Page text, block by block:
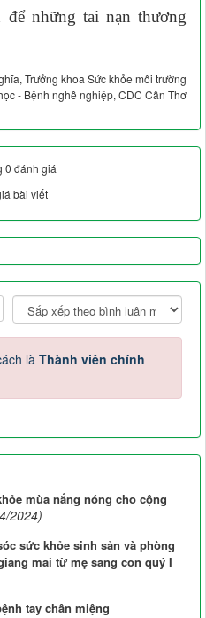
những tai nạn thương
Trưởng khoa Sức khỏe môi trường
- Bệnh nghề nghiệp, CDC Cần Thơ
0 đánh giá
bài viết
là Thành viên chính
mùa nắng nóng cho cộng
2024)
sức khỏe sinh sản và phòng
mai từ mẹ sang con quý I
tay chân miệng